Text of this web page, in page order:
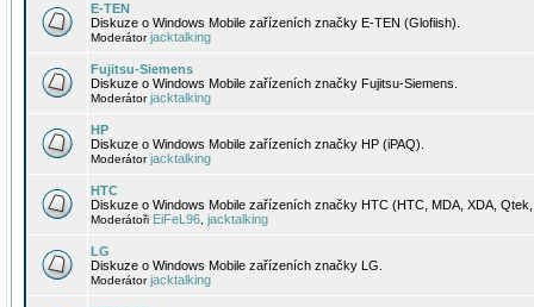
E-TEN
Diskuze o Windows Mobile zařízeních značky E-TEN (Glofiish).
Moderátorjacktalking
Fujitsu-Siemens
Diskuze o Windows Mobile zařízeních značky Fujitsu-Siemens.
Moderátorjacktalking
HP
Diskuze o Windows Mobile zařízeních značky HP (iPAQ).
Moderátorjacktalking
HTC
Diskuze o Windows Mobile zařízeních značky HTC (HTC, MDA, XDA,
Moderátoři EiFeL96 jacktalking
LG
Diskuze o Windows Mobile zařízeních značky LG.
Moderátorjacktalking